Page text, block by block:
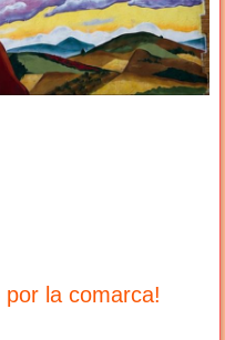
por la comarca!